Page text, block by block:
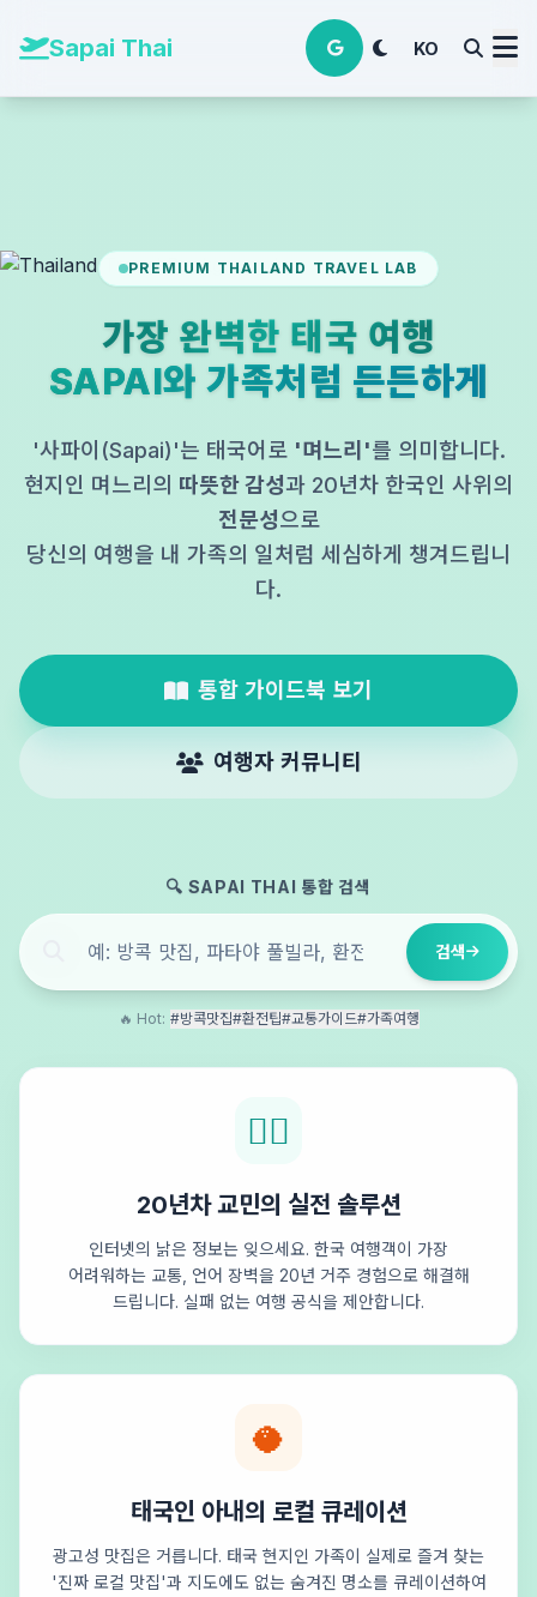
Sapai Thai KO
PREMIUM THAILAND TRAVEL LAB
가장 완벽한 태국 여행
SAPAI와 가족처럼 든든하게
'사파이(Sapai)'는 태국어로 '며느리'를 의미합니다.
현지인 며느리의 따뜻한 감성과 20년차 한국인 사위의
전문성으로
당신의 여행을 내 가족의 일처럼 세심하게 챙겨드립니
다.
통합 가이드북 보기
여행자 커뮤니티
🔍 SAPAI THAI 통합 검색
검색
🔥 Hot: #방콕맛집#환전팁#교통가이드#가족여행
🕵️‍♂️
20년차 교민의 실전 솔루션
인터넷의 낡은 정보는 잊으세요. 한국 여행객이 가장
어려워하는 교통, 언어 장벽을 20년 거주 경험으로 해결해
드립니다. 실패 없는 여행 공식을 제안합니다.
🥥
태국인 아내의 로컬 큐레이션
광고성 맛집은 거릅니다. 태국 현지인 가족이 실제로 즐겨 찾는
'진짜 로컬 맛집'과 지도에도 없는 숨겨진 명소를 큐레이션하여